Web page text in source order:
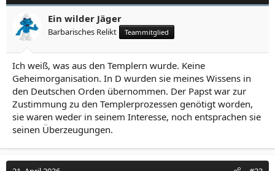
Ein wilder Jäger
Barbarisches Relikt Teammitglied
Ich weiß, was aus den Templern wurde. Keine
Geheimorganisation. In D wurden sie meines Wissens in
den Deutschen Orden übernommen. Der Papst war zur
Zustimmung zu den Templerprozessen genötigt worden,
sie waren weder in seinem Interesse, noch entsprachen sie
seinen Überzeugungen.